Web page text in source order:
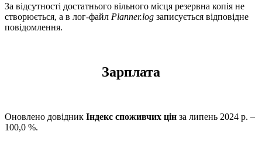
За відсутності достатнього вільного місця резервна копія не
створюється, а в лог-файл Planner.log записується відповідне
повідомлення.
Зарплата
Оновлено довідник Індекс споживчих цін за липень 2024 р. –
100,0 %.